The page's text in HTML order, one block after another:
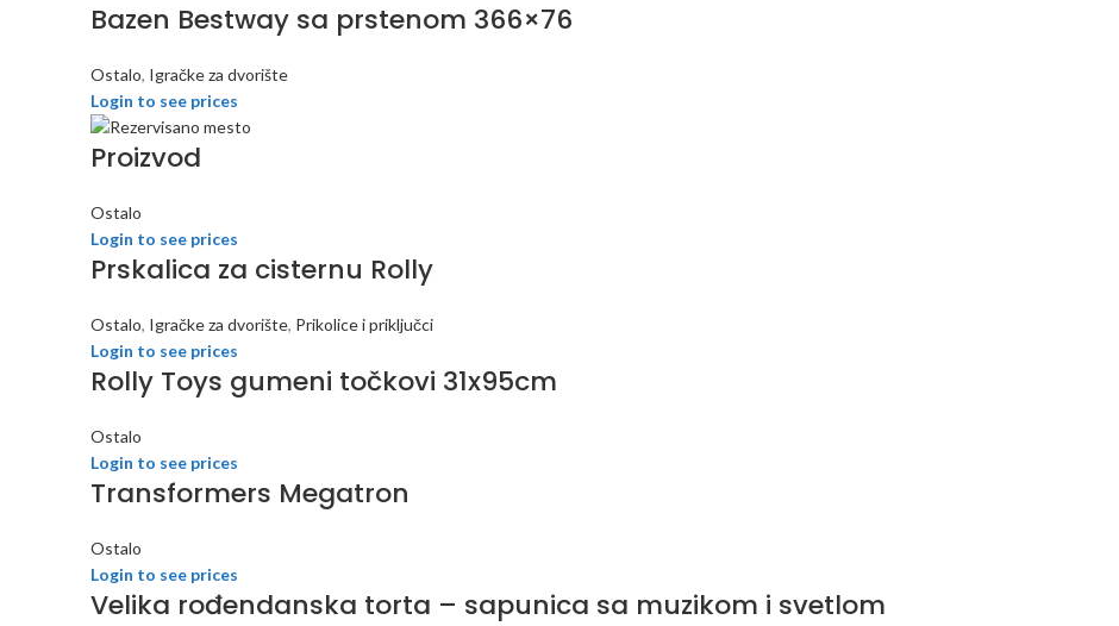
Bazen Bestway sa prstenom 366×76
Ostalo, Igračke za dvorište
Login to see prices
Proizvod
Ostalo
Login to see prices
Prskalica za cisternu Rolly
Ostalo, Igračke za dvorište, Prikolice i priključci
Login to see prices
Rolly Toys gumeni točkovi 31x95cm
Ostalo
Login to see prices
Transformers Megatron
Ostalo
Login to see prices
Velika rođendanska torta – sapunica sa muzikom i svetlom